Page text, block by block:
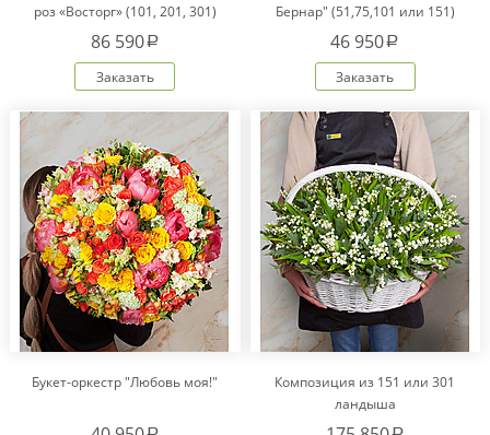
роз «Восторг» (101, 201, 301)
86 590a
Заказать
Бернар" (51,75,101 или 151)
46 950a
Заказать
Букет-оркестр "Любовь моя!"
Композиция из 151 или 301
ландыша